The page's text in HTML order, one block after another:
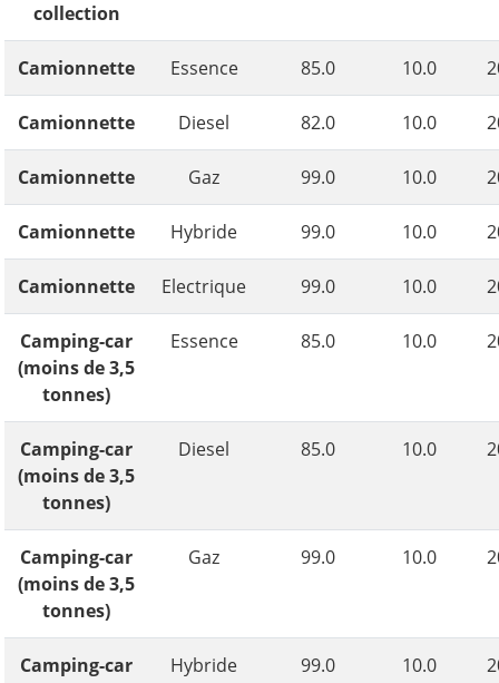
collection
Camionnette Essence 85.0 10.0
Camionnette Diesel 82.0 10.0
Camionnette Gaz 99.0 10.0
Camionnette Hybride 99.0 10.0
Camionnette Electrique 99.0 10.0
Camping-car
(moins de 3,5
tonnes)
Essence 85.0 10.0
Camping-car
(moins de 3,5
tonnes)
Diesel 85.0 10.0
Camping-car
(moins de 3,5
tonnes)
Gaz 99.0 10.0
Camping-car
Hybride 99.0 10.0